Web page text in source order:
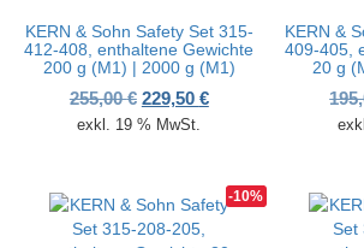
KERN & Sohn Safety Set 315-
412-408, enthaltene Gewichte
200 g (M1) | 2000 g (M1)
255,00€ Ursprünglicher Preis war:
229,50 €Aktueller Preis ist:
exkl. 19 % MwSt.
KERN &
409-405,
20 g
-10%